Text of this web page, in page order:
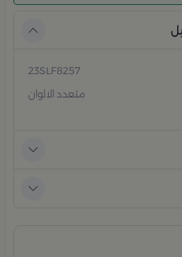
23SLF8257
متعدد الالوان